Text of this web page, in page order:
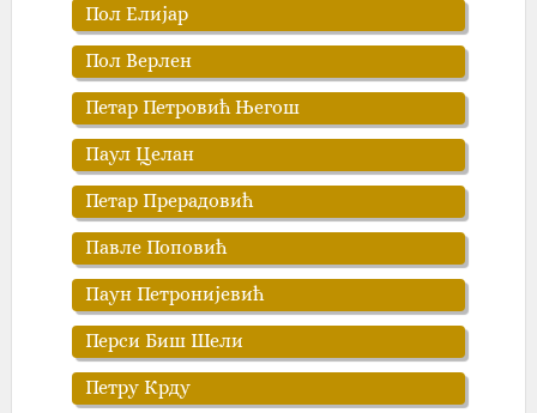
Пол Елијар
Пол Верлен
Петар Петровић Његош
Паул Целан
Петар Прерадовић
Павле Поповић
Паун Петронијевић
Перси Биш Шели
Петру Крду